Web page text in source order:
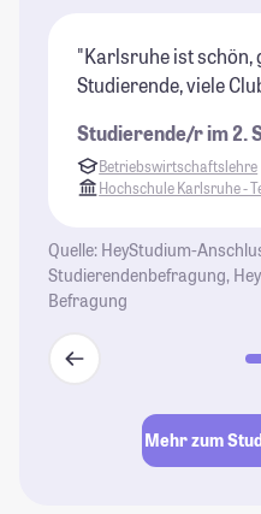
"Karlsruhe ist schön,
Studierende, viele
Studierende/r im 2.
Betriebswirtschaftslehre
Hochschule Karlsruhe -
Quelle: HeyStudium-
Studierendenbefragung,
Befragung
Mehr zum